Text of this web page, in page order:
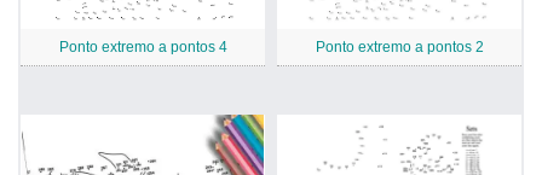
Ponto extremo a pontos 4 Ponto extremo a pontos 2